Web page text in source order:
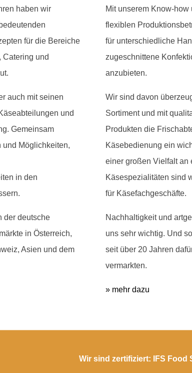
haben wir
für die Bereiche
Catering und
auch mit seinen
und
Gemeinsam
Möglichkeiten,
in den
der deutsche
in Österreich,
Asien und dem
Mit unserem Know-how
flexiblen
für unterschiedliche
zugeschnittene
anzubieten.
Wir sind davon
Sortiment und mit
Produkten die
Käsebedienung ein
einer großen Vielfalt an
Käsespezialitäten sind
für Käsefachgeschäfte.
Nachhaltigkeit und
uns sehr wichtig. Und
seit über 20 Jahren
vermarkten.
» mehr dazu
Wir sind zertifiziert: IFS Food